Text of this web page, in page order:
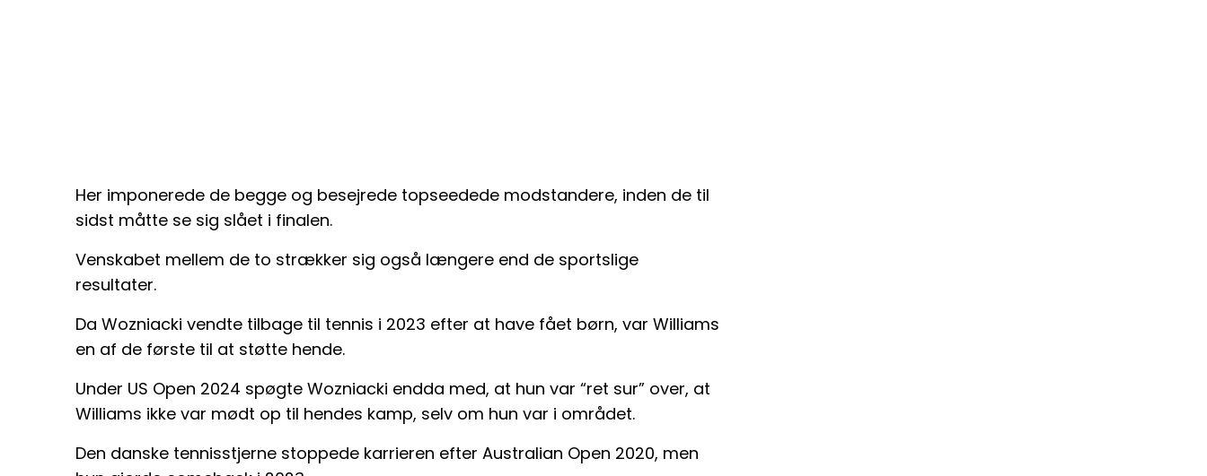
Her imponerede de begge og besejrede topseedede modstandere, inden de til
sidst måtte se sig slået i finalen.
Venskabet mellem de to strækker sig også længere end de sportslige
resultater.
Da Wozniacki vendte tilbage til tennis i 2023 efter at have fået børn, var Williams
en af de første til at støtte hende.
Under US Open 2024 spøgte Wozniacki endda med, at hun var “ret sur” over, at
Williams ikke var mødt op til hendes kamp, selv om hun var i området.
Den danske tennisstjerne stoppede karrieren efter Australian Open 2020, men